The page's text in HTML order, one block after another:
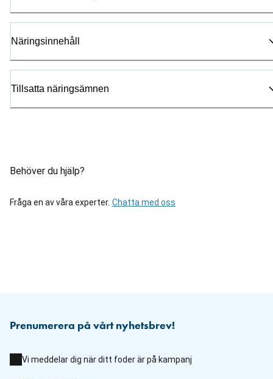
Näringsinnehåll
Tillsatta näringsämnen
Behöver du hjälp?
Fråga en av våra experter. Chatta med oss
Prenumerera på vårt nyhetsbrev!
Vi meddelar dig när ditt foder är på kampanj